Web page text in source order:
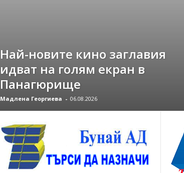
Най-новите кино заглавия
идват на голям екран в
Панагюрище
Мадлена Георгиева - 06.08.2026